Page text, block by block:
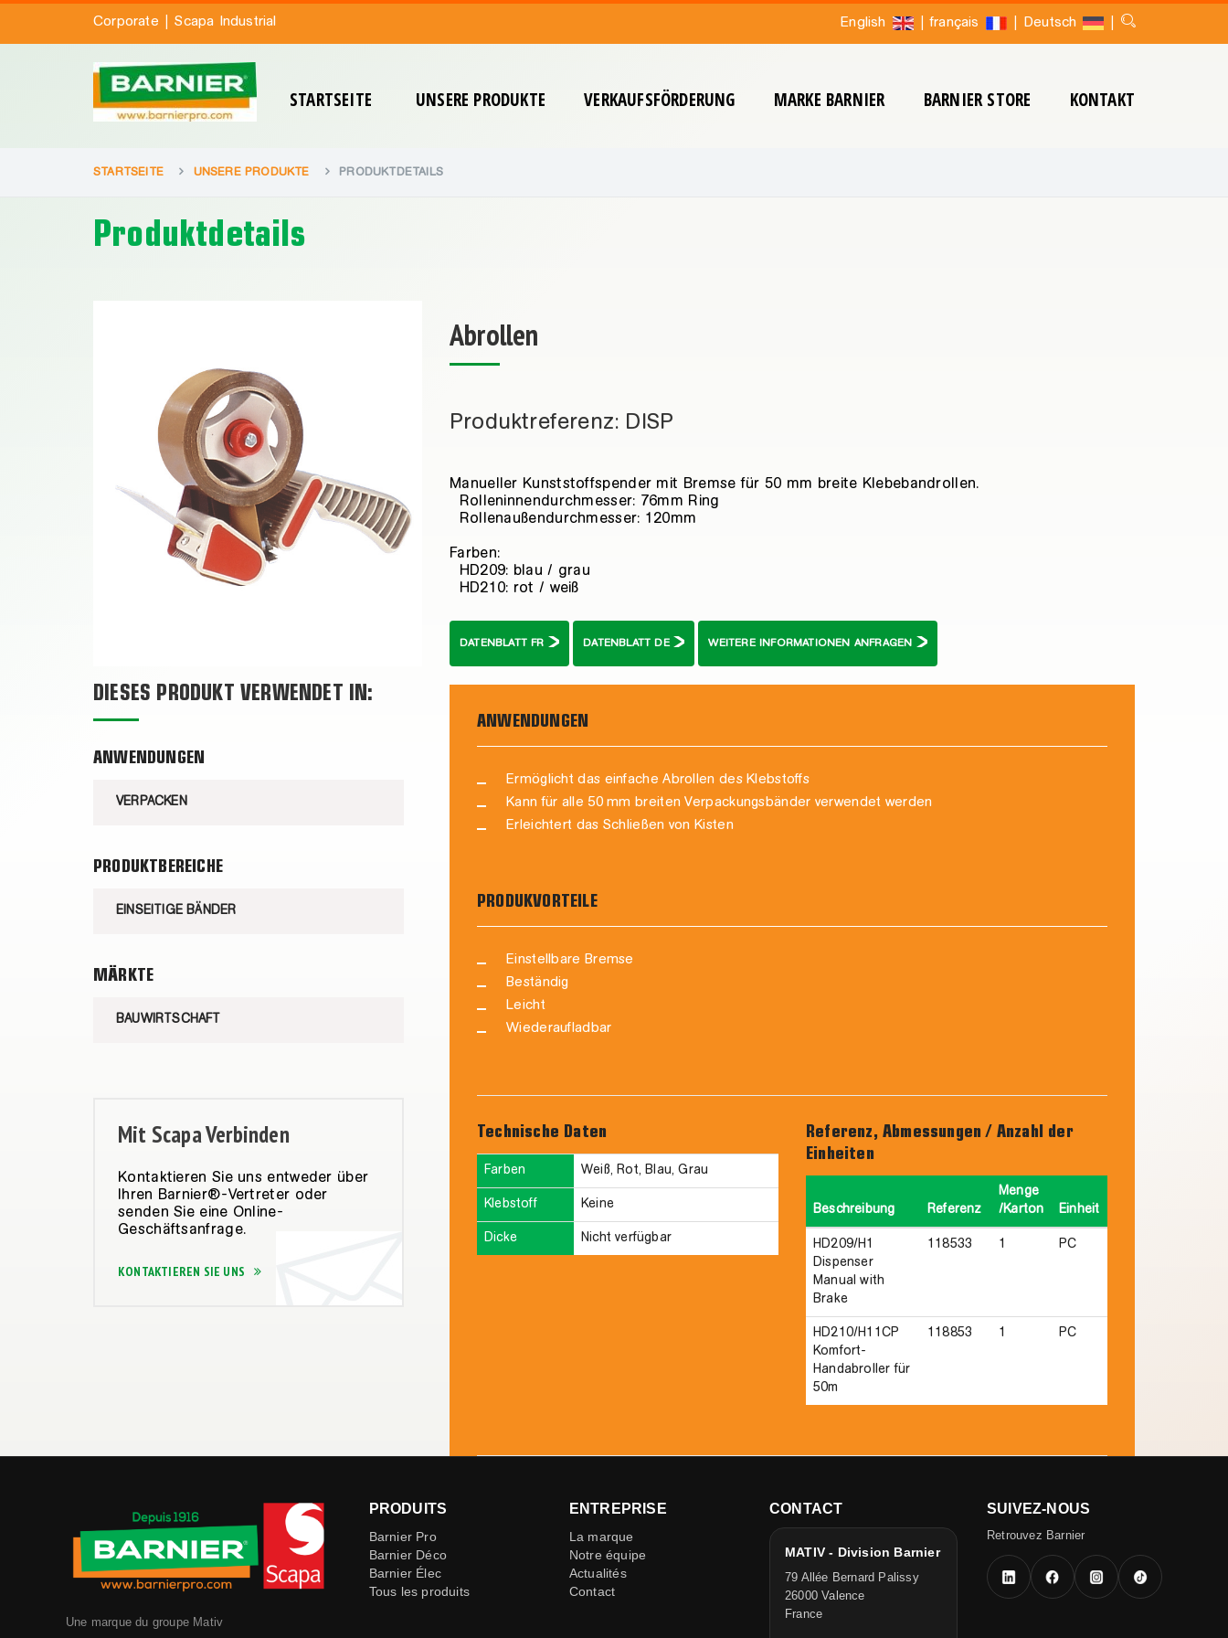
Corporate |Scapa Industrial English | français | Deutsch |
STARTSEITE UNSERE PRODUKTE VERKAUFSFÖRDERUNG MARKE BARNIER BARNIER STORE KONTAKT
STARTSEITE UNSERE PRODUKTE PRODUKTDETAILS
Produktdetails
DIESES PRODUKT VERWENDET IN:
ANWENDUNGEN
VERPACKEN
PRODUKTBEREICHE
EINSEITIGE BÄNDER
MÄRKTE
BAUWIRTSCHAFT
Mit Scapa Verbinden
Kontaktieren Sie uns entweder über
Ihren Barnier®-Vertreter oder
senden Sie eine Online-
Geschäftsanfrage.
KONTAKTIEREN SIE UNS
Abrollen
Produktreferenz: DISP
Manueller Kunststoffspender mit Bremse für 50 mm breite Klebebandrollen.
Rolleninnendurchmesser: 76mm Ring
Rollenaußendurchmesser: 120mm
Farben:
HD209: blau / grau
HD210: rot / weiß
DATENBLATT FR DATENBLATT DE WEITERE INFORMATIONEN ANFRAGEN
ANWENDUNGEN
Ermöglicht das einfache Abrollen des Klebstoffs
Kann für alle 50 mm breiten Verpackungsbänder verwendet werden
Erleichtert das Schließen von Kisten
PRODUKVORTEILE
Einstellbare Bremse
Beständig
Leicht
Wiederaufladbar
Technische Daten
Farben Weiß, Rot, Blau, Grau
Klebstoff Keine
Dicke Nicht verfügbar
Referenz, Abmessungen / Anzahl der
Einheiten
Beschreibung Referenz
Menge
/Karton
Einheit
HD209/H1
Dispenser
Manual with
Brake
118533 1 PC
HD210/H11CP
Komfort-
Handabroller für
50m
118853 1 PC
Une marque du groupe Mativ
PRODUITS
Barnier Pro
Barnier Déco
Barnier Élec
Tous les produits
ENTREPRISE
La marque
Notre équipe
Actualités
Contact
CONTACT
MATIV - Division Barnier
79 Allée Bernard Palissy
26000 Valence
France
SUIVEZ-NOUS
Retrouvez Barnier